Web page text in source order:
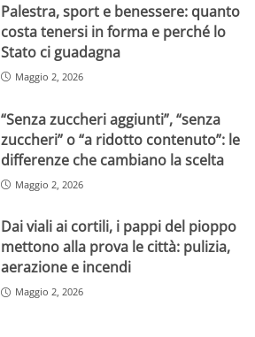
Palestra, sport e benessere: quanto
costa tenersi in forma e perché lo
Stato ci guadagna
Maggio 2, 2026
“Senza zuccheri aggiunti”, “senza
zuccheri” o “a ridotto contenuto”: le
differenze che cambiano la scelta
Maggio 2, 2026
Dai viali ai cortili, i pappi del pioppo
mettono alla prova le città: pulizia,
aerazione e incendi
Maggio 2, 2026